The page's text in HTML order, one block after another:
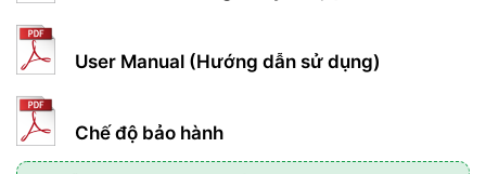
User Manual (Hướng dẫn sử dụng)
Chế độ bảo hành